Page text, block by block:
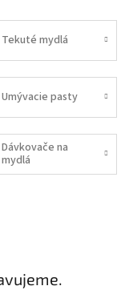
Tekuté mydlá
Umývacie pasty
Dávkovače na
mydlá